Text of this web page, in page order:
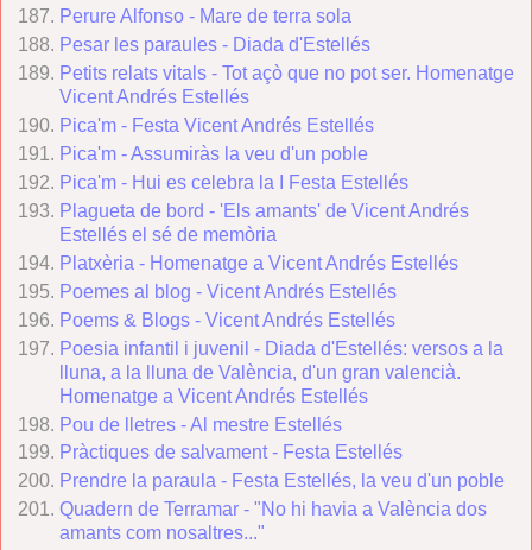
Perure Alfonso - Mare de terra sola
Pesar les paraules - Diada d'Estellés
Petits relats vitals - Tot açò que no pot ser. Homenatge
Vicent Andrés Estellés
Pica'm - Festa Vicent Andrés Estellés
Pica'm - Assumiràs la veu d'un poble
Pica'm - Hui es celebra la I Festa Estellés
Plagueta de bord - 'Els amants' de Vicent Andrés
Estellés el sé de memòria
Platxèria - Homenatge a Vicent Andrés Estellés
Poemes al blog - Vicent Andrés Estellés
Poems & Blogs - Vicent Andrés Estellés
Poesia infantil i juvenil - Diada d'Estellés: versos a la
lluna, a la lluna de València, d'un gran valencià.
Homenatge a Vicent Andrés Estellés
Pou de lletres - Al mestre Estellés
Pràctiques de salvament - Festa Estellés
Prendre la paraula - Festa Estellés, la veu d'un poble
Quadern de Terramar - "No hi havia a València dos
amants com nosaltres..."